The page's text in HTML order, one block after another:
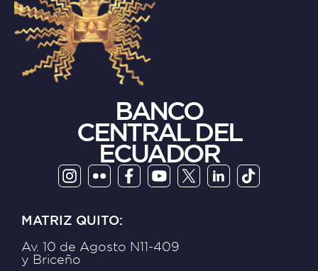
BANCO
CENTRAL DEL
ECUADOR
MATRIZ QUITO:
Av. 10 de Agosto N11-409
y Briceño